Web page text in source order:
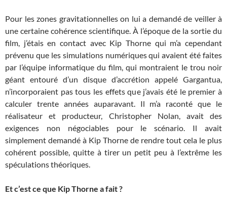
Pour les zones gravitationnelles on lui a demandé de veiller à
une certaine cohérence scientifique. À l’époque de la sortie du
film, j’étais en contact avec Kip Thorne qui m’a cependant
prévenu que les simulations numériques qui avaient été faites
par l’équipe informatique du film, qui montraient le trou noir
géant entouré d’un disque d’accrétion appelé Gargantua,
n’incorporaient pas tous les effets que j’avais été le premier à
calculer trente années auparavant. Il m’a raconté que le
réalisateur et producteur, Christopher Nolan, avait des
exigences non négociables pour le scénario. Il avait
simplement demandé à Kip Thorne de rendre tout cela le plus
cohérent possible, quitte à tirer un petit peu à l’extrême les
spéculations théoriques.
Et c’est ce que Kip Thorne a fait ?